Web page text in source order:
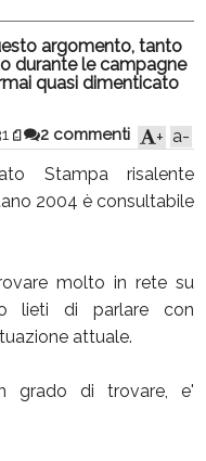
argomento, tanto
durante le campagne
quasi dimenticato
2 commenti a-
+
Stampa risalente
2004 è consultabile
molto in rete su
lieti di parlare con
attuale.
grado di trovare, e'